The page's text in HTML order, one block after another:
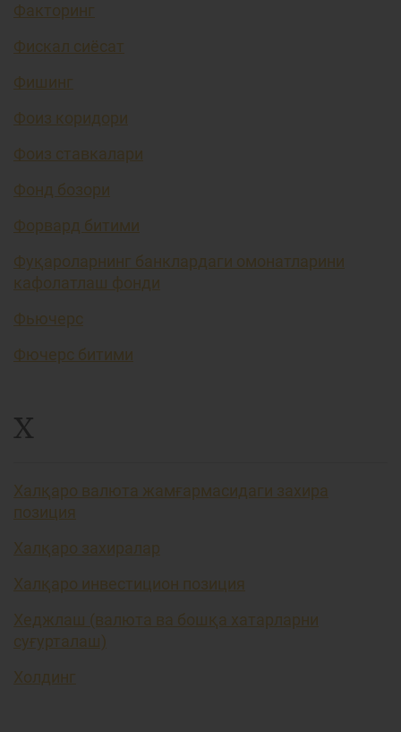
Факторинг
Фискал сиёсат
Фишинг
Фоиз коридори
Фоиз ставкалари
Фонд бозори
Форвард битими
Фуқароларнинг банклардаги омонатларини
кафолатлаш фонди
Фьючерс
Фючерс битими
Х
Халқаро валюта жамғармасидаги захира
позиция
Халқаро захиралар
Халқаро инвестицион позиция
Хеджлаш (валюта ва бошқа хатарларни
суғурталаш)
Холдинг